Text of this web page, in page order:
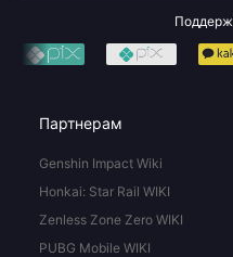
Партнерам
Genshin Impact Wiki
Honkai: Star Rail WIKI
Zenless Zone Zero WIKI
PUBG Mobile WIKI